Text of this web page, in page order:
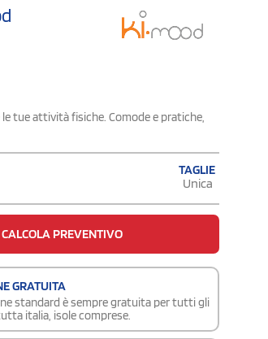
tue attività fisiche. Comode e pratiche,
TAGLIE
Unica
CALCOLA PREVENTIVO
GRATUITA
standard è sempre gratuita per tutti gli
italia, isole comprese.